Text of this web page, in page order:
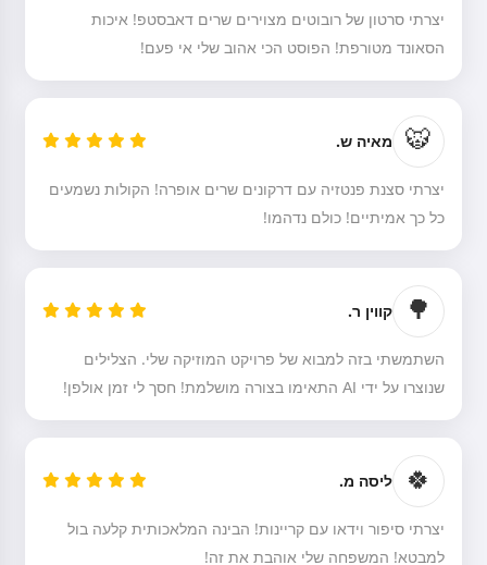
יצרתי סרטון של רובוטים מצוירים שרים דאבסטפ! איכות
הסאונד מטורפת! הפוסט הכי אהוב שלי אי פעם!
🐯 מאיה ש.
יצרתי סצנת פנטזיה עם דרקונים שרים אופרה! הקולות נשמעים
כל כך אמיתיים! כולם נדהמו!
🌳 קווין ר.
השתמשתי בזה למבוא של פרויקט המוזיקה שלי. הצלילים
שנוצרו על ידי AI התאימו בצורה מושלמת! חסך לי זמן אולפן!
🍀 ליסה מ.
יצרתי סיפור וידאו עם קריינות! הבינה המלאכותית קלעה בול
למבטא! המשפחה שלי אוהבת את זה!